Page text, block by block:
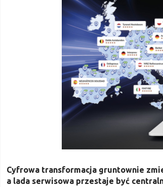
Cyfrowa transformacja gruntownie
a lada serwisowa przestaje być